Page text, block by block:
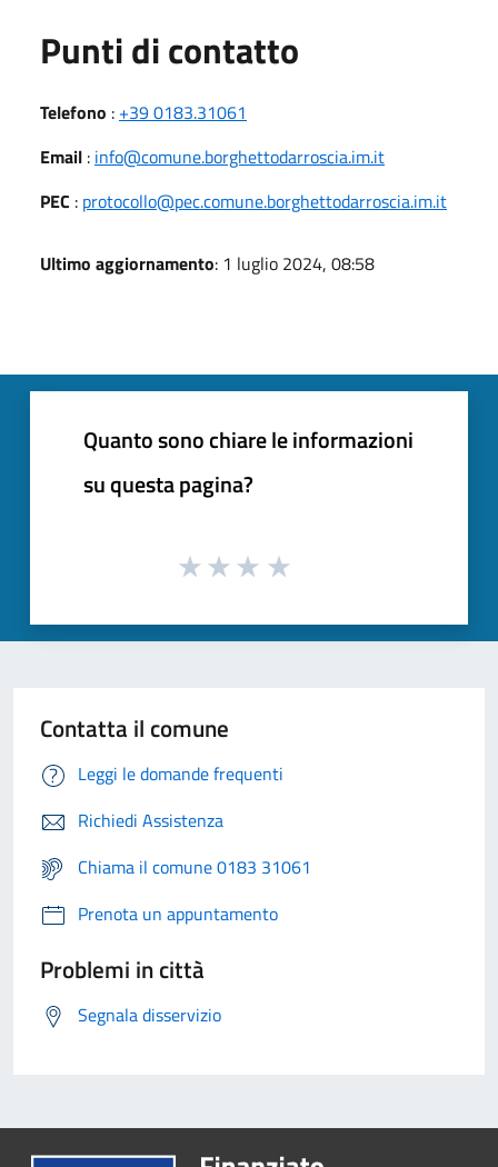
Punti di contatto
Telefono : +39 0183.31061
Email : info@comune.borghettodarroscia.im.it
PEC : protocollo@pec.comune.borghettodarroscia.im.it
Ultimo aggiornamento: 1 luglio 2024, 08:58
Quanto sono chiare le informazioni
su questa pagina?
Contatta il comune
Leggi le domande frequenti
Richiedi Assistenza
Chiama il comune 0183 31061
Prenota un appuntamento
Problemi in città
Segnala disservizio